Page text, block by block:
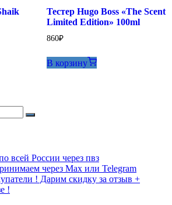
Тестер Hugo Boss «The Scent
Limited Edition» 100ml
860₽
В корзину
всей России через пвз
через Max или Telegram
! Дарим скидку за отзыв +
!